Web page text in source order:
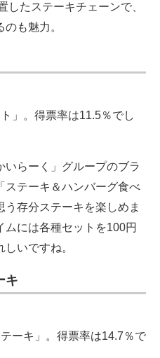
したステーキチェーンで、
も魅力。
」。得票率は11.5％でし
らーく」グループのブラ
ステーキ＆ハンバーグ食べ
存分ステーキを楽しめま
には各種セットを100円
いですね。
キ
ーキ」。得票率は14.7％で